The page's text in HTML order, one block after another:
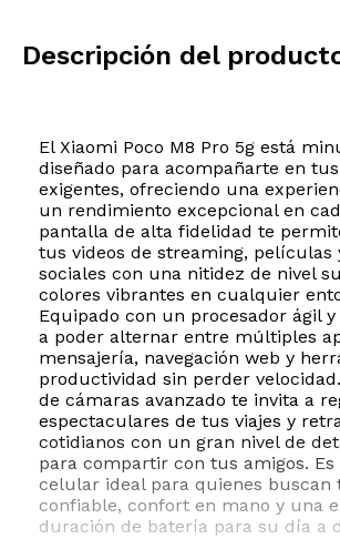
Modelo y origen
Descripción del
El Xiaomi Poco M8 Pro 5g está
diseñado para acompañarte en
exigentes, ofreciendo una
un rendimiento excepcional en
pantalla de alta fidelidad te
tus videos de streaming, películas
sociales con una nitidez de nivel
colores vibrantes en cualquier
Equipado con un procesador ágil y
a poder alternar entre múltiples
mensajería, navegación web y
productividad sin perder
de cámaras avanzado te invita a
espectaculares de tus viajes y
cotidianos con un gran nivel de
para compartir con tus amigos. Es
celular ideal para quienes buscan
confiable, confort en mano y una
duración de batería para su día a